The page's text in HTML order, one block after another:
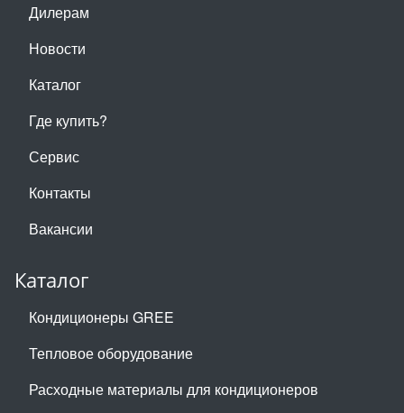
Дилерам
Новости
Каталог
Где купить?
Сервис
Контакты
Вакансии
Каталог
Кондиционеры GREE
Тепловое оборудование
Расходные материалы для кондиционеров